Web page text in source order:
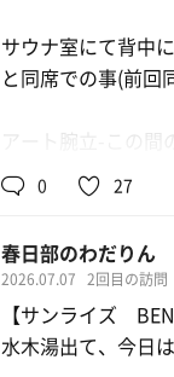
サウナ室にて背中
と同席での事(前回
アート腕立-この
25年喰らわ
金も取らんか
アート腕立-病院
0 27
春日部のわだりん
2026.07.07 2回目の訪問
【サンライズ
水木湯出て、今日